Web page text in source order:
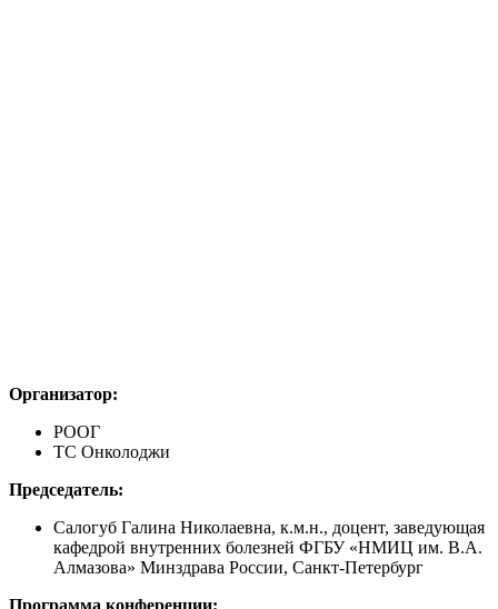
Организатор:
РООГ
ТС Онколоджи
Председатель:
Салогуб Галина Николаевна, к.м.н., доцент, заведующая
кафедрой внутренних болезней ФГБУ «НМИЦ им. В.А.
Алмазова» Минздрава России, Санкт-Петербург
Программа конференции: